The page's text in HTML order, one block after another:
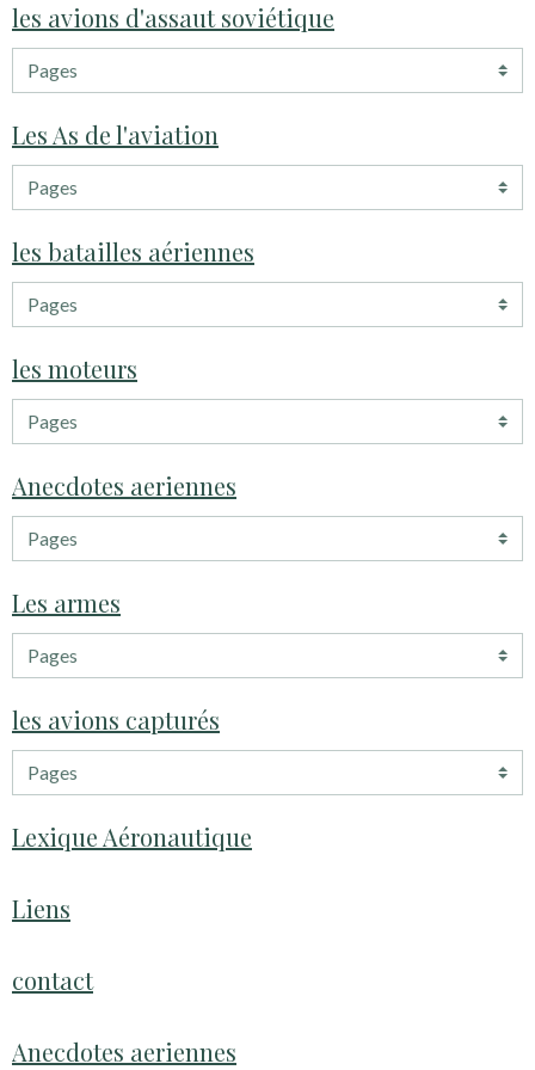
les avions d'assaut soviétique
Les As de l'aviation
les batailles aériennes
les moteurs
Anecdotes aeriennes
Les armes
les avions capturés
Lexique Aéronautique
Liens
contact
Anecdotes aeriennes